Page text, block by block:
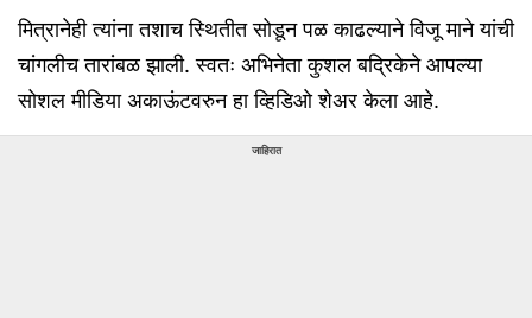
मित्रानेही त्यांना तशाच स्थितीत सोडून पळ काढल्याने विजू माने यांची
चांगलीच तारांबळ झाली. स्वतः अभिनेता कुशल बद्रिकेने आपल्या
सोशल मीडिया अकाऊंटवरुन हा व्हिडिओ शेअर केला आहे.
जाहिरात